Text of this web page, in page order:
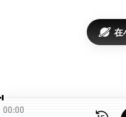
小乌鸦 Max，曾在「财团
在
00:00